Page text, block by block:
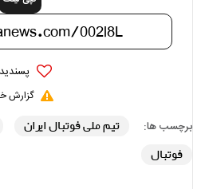
گزارش
برچسب ها: تیم ملی فوتبال ایران
فوتبال